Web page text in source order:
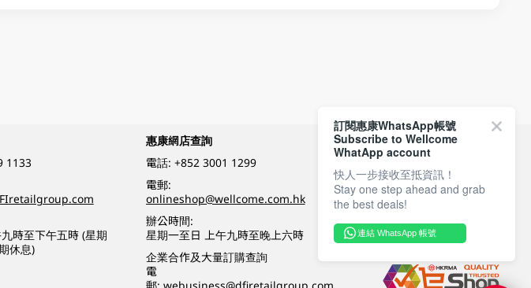
1133
時至下午五時 (星期
休息)
惠康網店查詢
電話: +852 3001 1299
電郵:
onlineshop@wellcome.com.hk
辦公時間:
星期一至日 上午九時至晚上六時
企業合作及大量訂購查詢
電
付款方式
關注我們
訂閱惠康WhatsApp帳號
Subscribe to Wellcome
WhatApp account
快人一步接收至抵資訊！
Stay one step ahead and grab
the best deals!
連結 WhatsApp 帳號